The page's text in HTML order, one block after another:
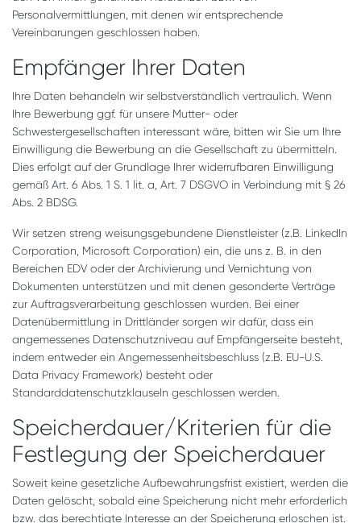
Personalvermittlungen, mit denen wir entsprechende
Vereinbarungen geschlossen haben.
Empfänger Ihrer Daten
Ihre Daten behandeln wir selbstverständlich vertraulich. Wenn
Ihre Bewerbung ggf. für unsere Mutter- oder
Schwestergesellschaften interessant wäre, bitten wir Sie um Ihre
Einwilligung die Bewerbung an die Gesellschaft zu übermitteln.
Dies erfolgt auf der Grundlage Ihrer widerrufbaren Einwilligung
gemäß Art. 6 Abs. 1 S. 1 lit. a, Art. 7 DSGVO in Verbindung mit § 26
Abs. 2 BDSG.
Wir setzen streng weisungsgebundene Dienstleister (z.B. LinkedIn
Corporation, Microsoft Corporation) ein, die uns z. B. in den
Bereichen EDV oder der Archivierung und Vernichtung von
Dokumenten unterstützen und mit denen gesonderte Verträge
zur Auftragsverarbeitung geschlossen wurden. Bei einer
Datenübermittlung in Drittländer sorgen wir dafür, dass ein
angemessenes Datenschutzniveau auf Empfängerseite besteht,
indem entweder ein Angemessenheitsbeschluss (z.B. EU-U.S.
Data Privacy Framework) besteht oder
Standarddatenschutzklauseln geschlossen werden.
Speicherdauer/Kriterien für die
Festlegung der Speicherdauer
Soweit keine gesetzliche Aufbewahrungsfrist existiert, werden die
Daten gelöscht, sobald eine Speicherung nicht mehr erforderlich
bzw. das berechtigte Interesse an der Speicherung erloschen ist.